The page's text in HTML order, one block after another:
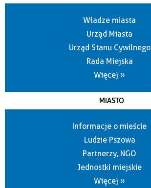
Władze miasta
Urząd Miasta
Urząd Stanu Cywilnego
Rada Miejska
Więcej »
MIASTO
Informacje o mieście
Ludzie Pszowa
Partnerzy, NGO
Jednostki miejskie
Więcej »